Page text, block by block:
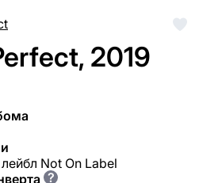
2019
Not On Label
?